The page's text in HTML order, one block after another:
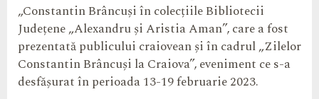
„Constantin Brâncuși în colecțiile Bibliotecii
Județene „Alexandru și Aristia Aman”, care a fost
prezentată publicului craiovean și în cadrul „Zilelor
Constantin Brâncuși la Craiova”, eveniment ce s-a
desfășurat în perioada 13-19 februarie 2023.